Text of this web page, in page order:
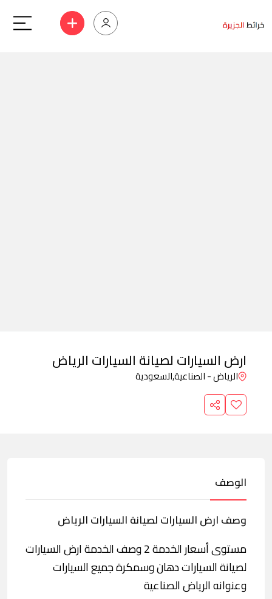
ارض السيارات لصيانة السيارات الرياض
الرياض - الصناعية,السعودية
الوصف
وصف ارض السيارات لصيانة السيارات الرياض
مستوى أسعار الخدمة 2 وصف الخدمة ارض السيارات
لصيانة السيارات دهان وسمكرة جميع السيارات
وعنوانه الرياض الصناعية